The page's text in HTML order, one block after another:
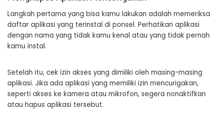
Langkah pertama yang bisa kamu lakukan adalah memeriksa
daftar aplikasi yang terinstal di ponsel. Perhatikan aplikasi
dengan nama yang tidak kamu kenal atau yang tidak pernah
kamu instal.
Setelah itu, cek izin akses yang dimiliki oleh masing-masing
aplikasi. Jika ada aplikasi yang memiliki izin mencurigakan,
seperti akses ke kamera atau mikrofon, segera nonaktifkan
atau hapus aplikasi tersebut.